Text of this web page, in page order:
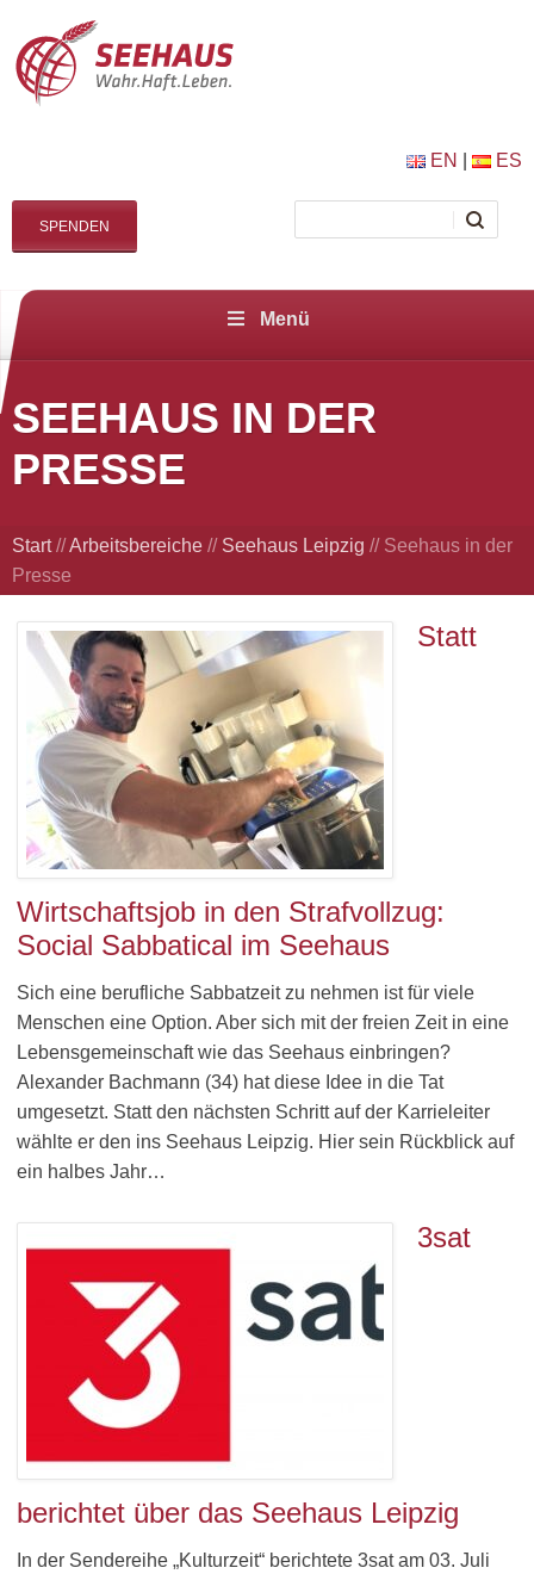
EN ES
SPENDEN
Menü
SEEHAUS IN DER
PRESSE
Start//Arbeitsbereiche // Seehaus Leipzig // Seehaus in der
Presse
Statt
Wirtschaftsjob in den Strafvollzug:
Social Sabbatical im Seehaus
Sich eine berufliche Sabbatzeit zu nehmen ist für viele
Menschen eine Option. Aber sich mit der freien Zeit in eine
Lebensgemeinschaft wie das Seehaus einbringen?
Alexander Bachmann (34) hat diese Idee in die Tat
umgesetzt. Statt den nächsten Schritt auf der Karrieleiter
wählte er den ins Seehaus Leipzig. Hier sein Rückblick auf
ein halbes Jahr…
3sat
berichtet über das Seehaus Leipzig
In der Sendereihe „Kulturzeit“ berichtete 3sat am 03. Juli